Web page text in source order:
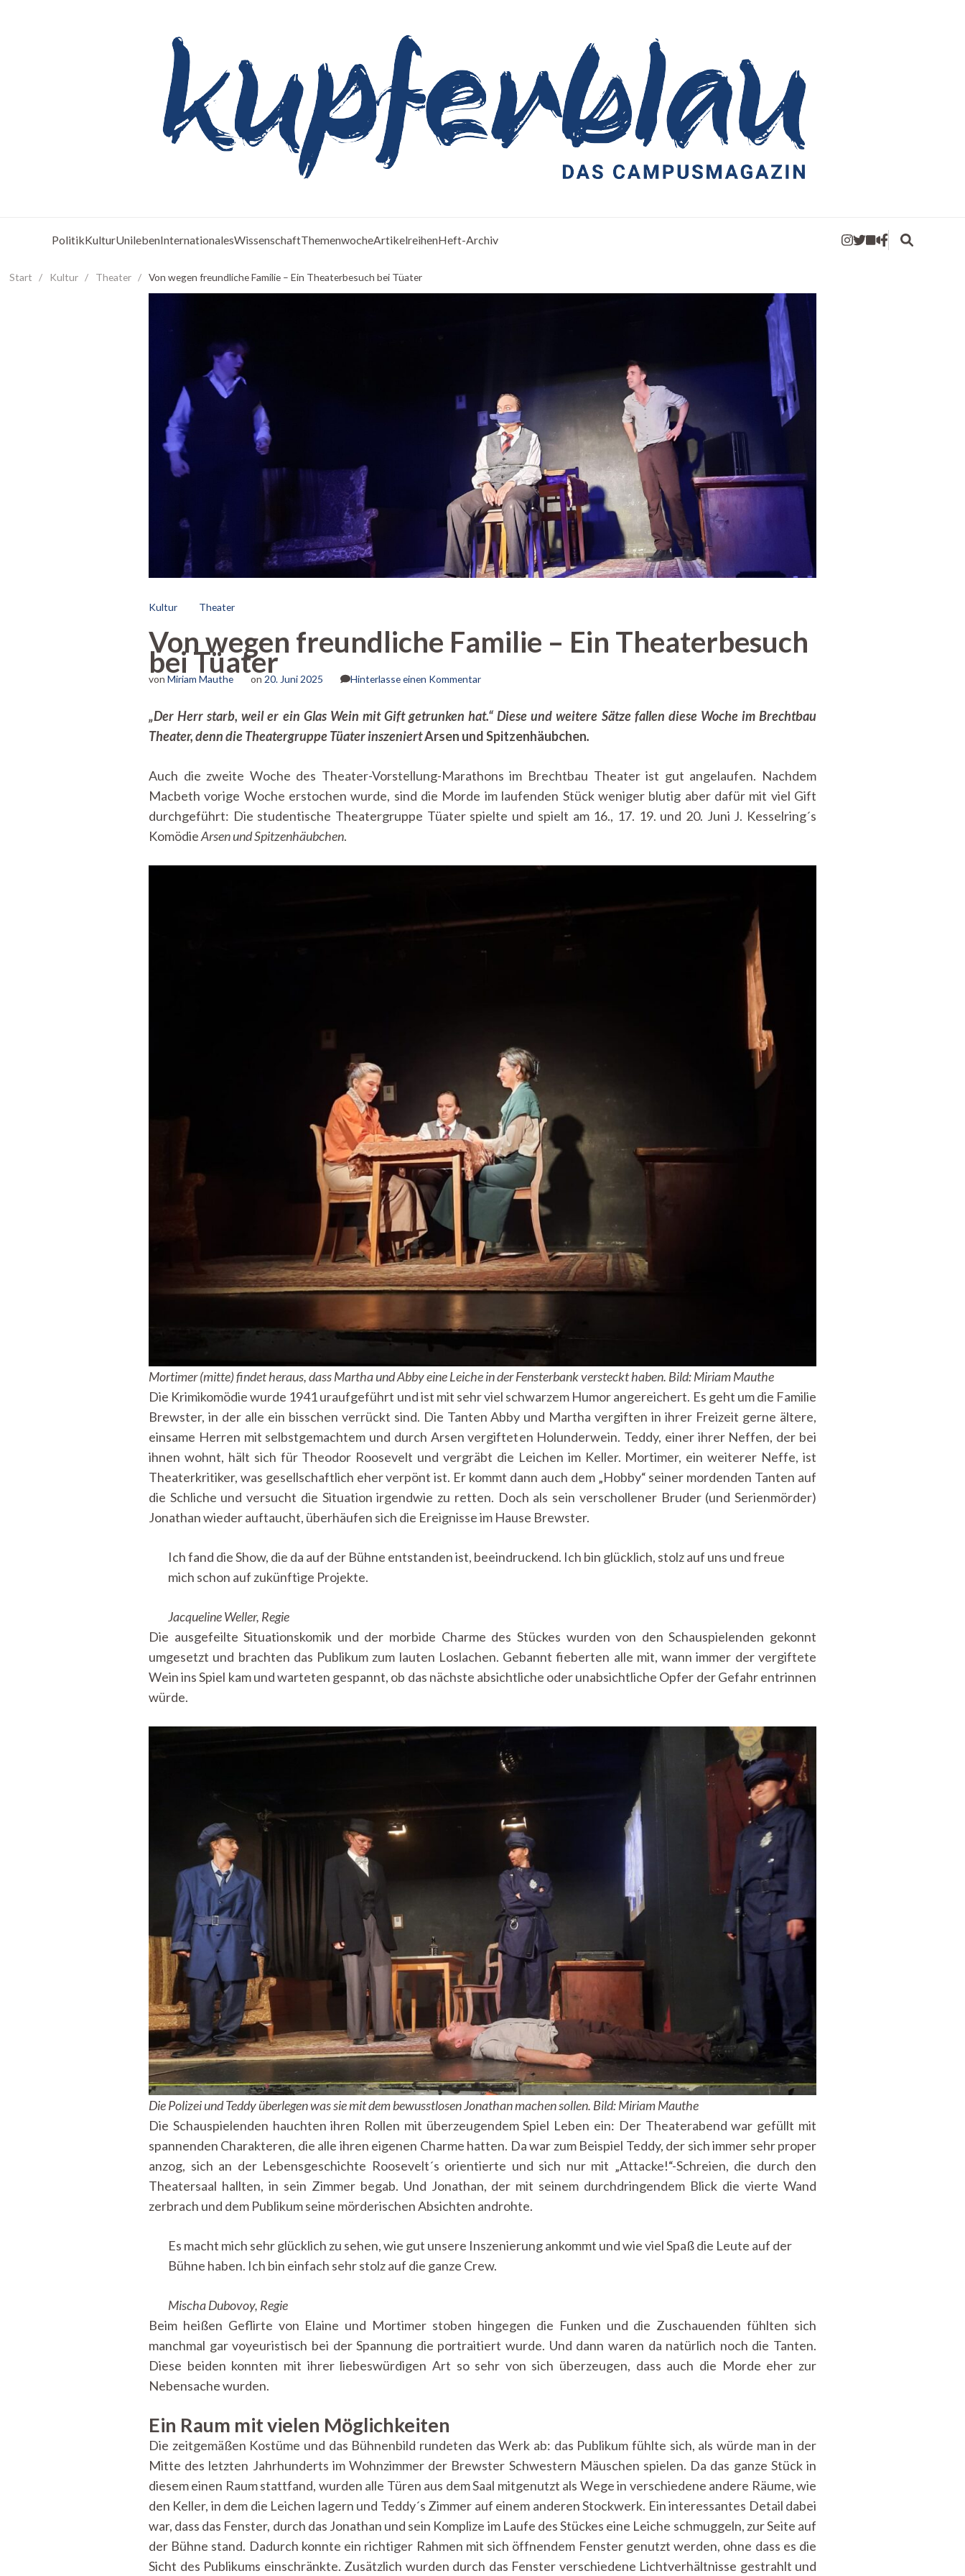
PolitikKulturUnilebenInternationalesWissenschaftThemenwocheArtikelreihenHeft-Archiv
Start / Kultur / Theater / Von wegen freundliche Familie – Ein Theaterbesuch bei Tüater
Kultur Theater
Von wegen freundliche Familie – Ein Theaterbesuch
bei Tüater
von Miriam Mauthe on 20. Juni 2025 Hinterlasse einen Kommentarzu
freundliche
Familie
Theaterbesuch
bei
„Der Herr starb, weil er ein Glas Wein mit Gift getrunken hat.“ Diese und weitere Sätze fallen diese Woche im Brechtbau
Theater, denn die Theatergruppe Tüater inszeniertArsen und Spitzenhäubchen.
Auch die zweite Woche des Theater-Vorstellung-Marathons im Brechtbau Theater ist gut angelaufen. Nachdem
Macbeth vorige Woche erstochen wurde, sind die Morde im laufenden Stück weniger blutig aber dafür mit viel Gift
durchgeführt: Die studentische Theatergruppe Tüater spielte und spielt am 16., 17. 19. und 20. Juni J. Kesselring´s
KomödieArsen und Spitzenhäubchen.
Mortimer (mitte) findet heraus, dass Martha und Abby eine Leiche in der Fensterbank versteckt haben. Bild: Miriam Mauthe
Die Krimikomödie wurde 1941 uraufgeführt und ist mit sehr viel schwarzem Humor angereichert. Es geht um die Familie
Brewster, in der alle ein bisschen verrückt sind. Die Tanten Abby und Martha vergiften in ihrer Freizeit gerne ältere,
einsame Herren mit selbstgemachtem und durch Arsen vergifteten Holunderwein. Teddy, einer ihrer Neffen, der bei
ihnen wohnt, hält sich für Theodor Roosevelt und vergräbt die Leichen im Keller. Mortimer, ein weiterer Neffe, ist
Theaterkritiker, was gesellschaftlich eher verpönt ist. Er kommt dann auch dem „Hobby“ seiner mordenden Tanten auf
die Schliche und versucht die Situation irgendwie zu retten. Doch als sein verschollener Bruder (und Serienmörder)
Jonathan wieder auftaucht, überhäufen sich die Ereignisse im Hause Brewster.
Ich fand die Show, die da auf der Bühne entstanden ist, beeindruckend. Ich bin glücklich, stolz auf uns und freue
mich schon auf zukünftige Projekte.
Jacqueline Weller, Regie
Die ausgefeilte Situationskomik und der morbide Charme des Stückes wurden von den Schauspielenden gekonnt
umgesetzt und brachten das Publikum zum lauten Loslachen. Gebannt fieberten alle mit, wann immer der vergiftete
Wein ins Spiel kam und warteten gespannt, ob das nächste absichtliche oder unabsichtliche Opfer der Gefahr entrinnen
würde.
Die Polizei und Teddy überlegen was sie mit dem bewusstlosen Jonathan machen sollen. Bild: Miriam Mauthe
Die Schauspielenden hauchten ihren Rollen mit überzeugendem Spiel Leben ein: Der Theaterabend war gefüllt mit
spannenden Charakteren, die alle ihren eigenen Charme hatten. Da war zum Beispiel Teddy, der sich immer sehr proper
anzog, sich an der Lebensgeschichte Roosevelt´s orientierte und sich nur mit „Attacke!“-Schreien, die durch den
Theatersaal hallten, in sein Zimmer begab. Und Jonathan, der mit seinem durchdringendem Blick die vierte Wand
zerbrach und dem Publikum seine mörderischen Absichten androhte.
Es macht mich sehr glücklich zu sehen, wie gut unsere Inszenierung ankommt und wie viel Spaß die Leute auf der
Bühne haben. Ich bin einfach sehr stolz auf die ganze Crew.
Mischa Dubovoy, Regie
Beim heißen Geflirte von Elaine und Mortimer stoben hingegen die Funken und die Zuschauenden fühlten sich
manchmal gar voyeuristisch bei der Spannung die portraitiert wurde. Und dann waren da natürlich noch die Tanten.
Diese beiden konnten mit ihrer liebeswürdigen Art so sehr von sich überzeugen, dass auch die Morde eher zur
Nebensache wurden.
Ein Raum mit vielen Möglichkeiten
Die zeitgemäßen Kostüme und das Bühnenbild rundeten das Werk ab: das Publikum fühlte sich, als würde man in der
Mitte des letzten Jahrhunderts im Wohnzimmer der Brewster Schwestern Mäuschen spielen. Da das ganze Stück in
diesem einen Raum stattfand, wurden alle Türen aus dem Saal mitgenutzt als Wege in verschiedene andere Räume, wie
den Keller, in dem die Leichen lagern und Teddy´s Zimmer auf einem anderen Stockwerk. Ein interessantes Detail dabei
war, dass das Fenster, durch das Jonathan und sein Komplize im Laufe des Stückes eine Leiche schmuggeln, zur Seite auf
der Bühne stand. Dadurch konnte ein richtiger Rahmen mit sich öffnendem Fenster genutzt werden, ohne dass es die
Sicht des Publikums einschränkte. Zusätzlich wurden durch das Fenster verschiedene Lichtverhältnisse gestrahlt und